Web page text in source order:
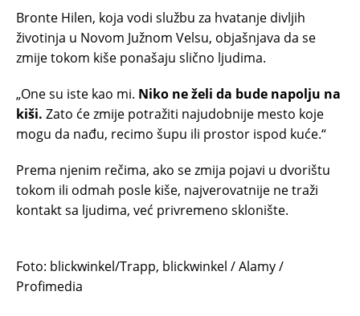
Bronte Hilen, koja vodi službu za hvatanje divljih
životinja u Novom Južnom Velsu, objašnjava da se
zmije tokom kiše ponašaju slično ljudima.
„One su iste kao mi. Niko ne želi da bude napolju na
kiši. Zato će zmije potražiti najudobnije mesto koje
mogu da nađu, recimo šupu ili prostor ispod kuće.“
Prema njenim rečima, ako se zmija pojavi u dvorištu
tokom ili odmah posle kiše, najverovatnije ne traži
kontakt sa ljudima, već privremeno sklonište.
Foto: blickwinkel/Trapp, blickwinkel / Alamy /
Profimedia